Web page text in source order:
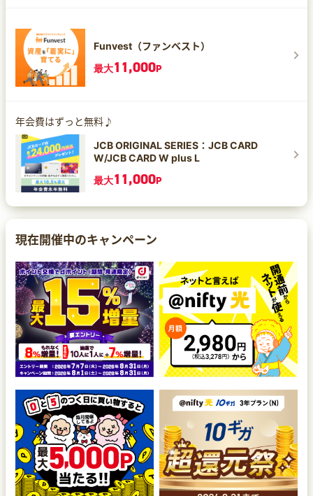
Funvest（ファンベスト）
最大11,000P
年会費はずっと無料♪
JCB ORIGINAL SERIES：JCB CARD
W/JCB CARD W plus L
最大11,000P
現在開催中のキャンペーン